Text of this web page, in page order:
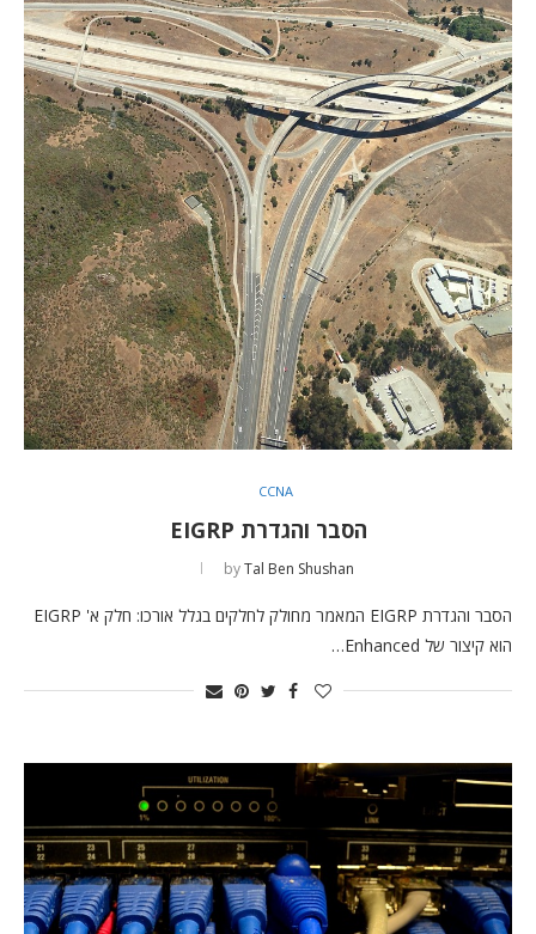
CCNA
הסבר והגדרת EIGRP
byTal Ben Shushan
הסבר והגדרת EIGRP המאמר מחולק לחלקים בגלל אורכו: חלק א' EIGRP
הוא קיצור של Enhanced…